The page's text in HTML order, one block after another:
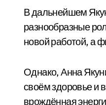
В дальнейшем
разнообразные
новой работой, а
Однако, Анна
своём здоровье и
врождённая